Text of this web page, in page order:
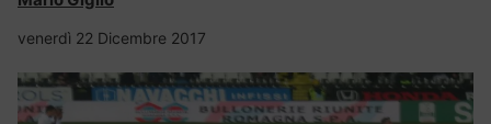
venerdì 22 Dicembre 2017